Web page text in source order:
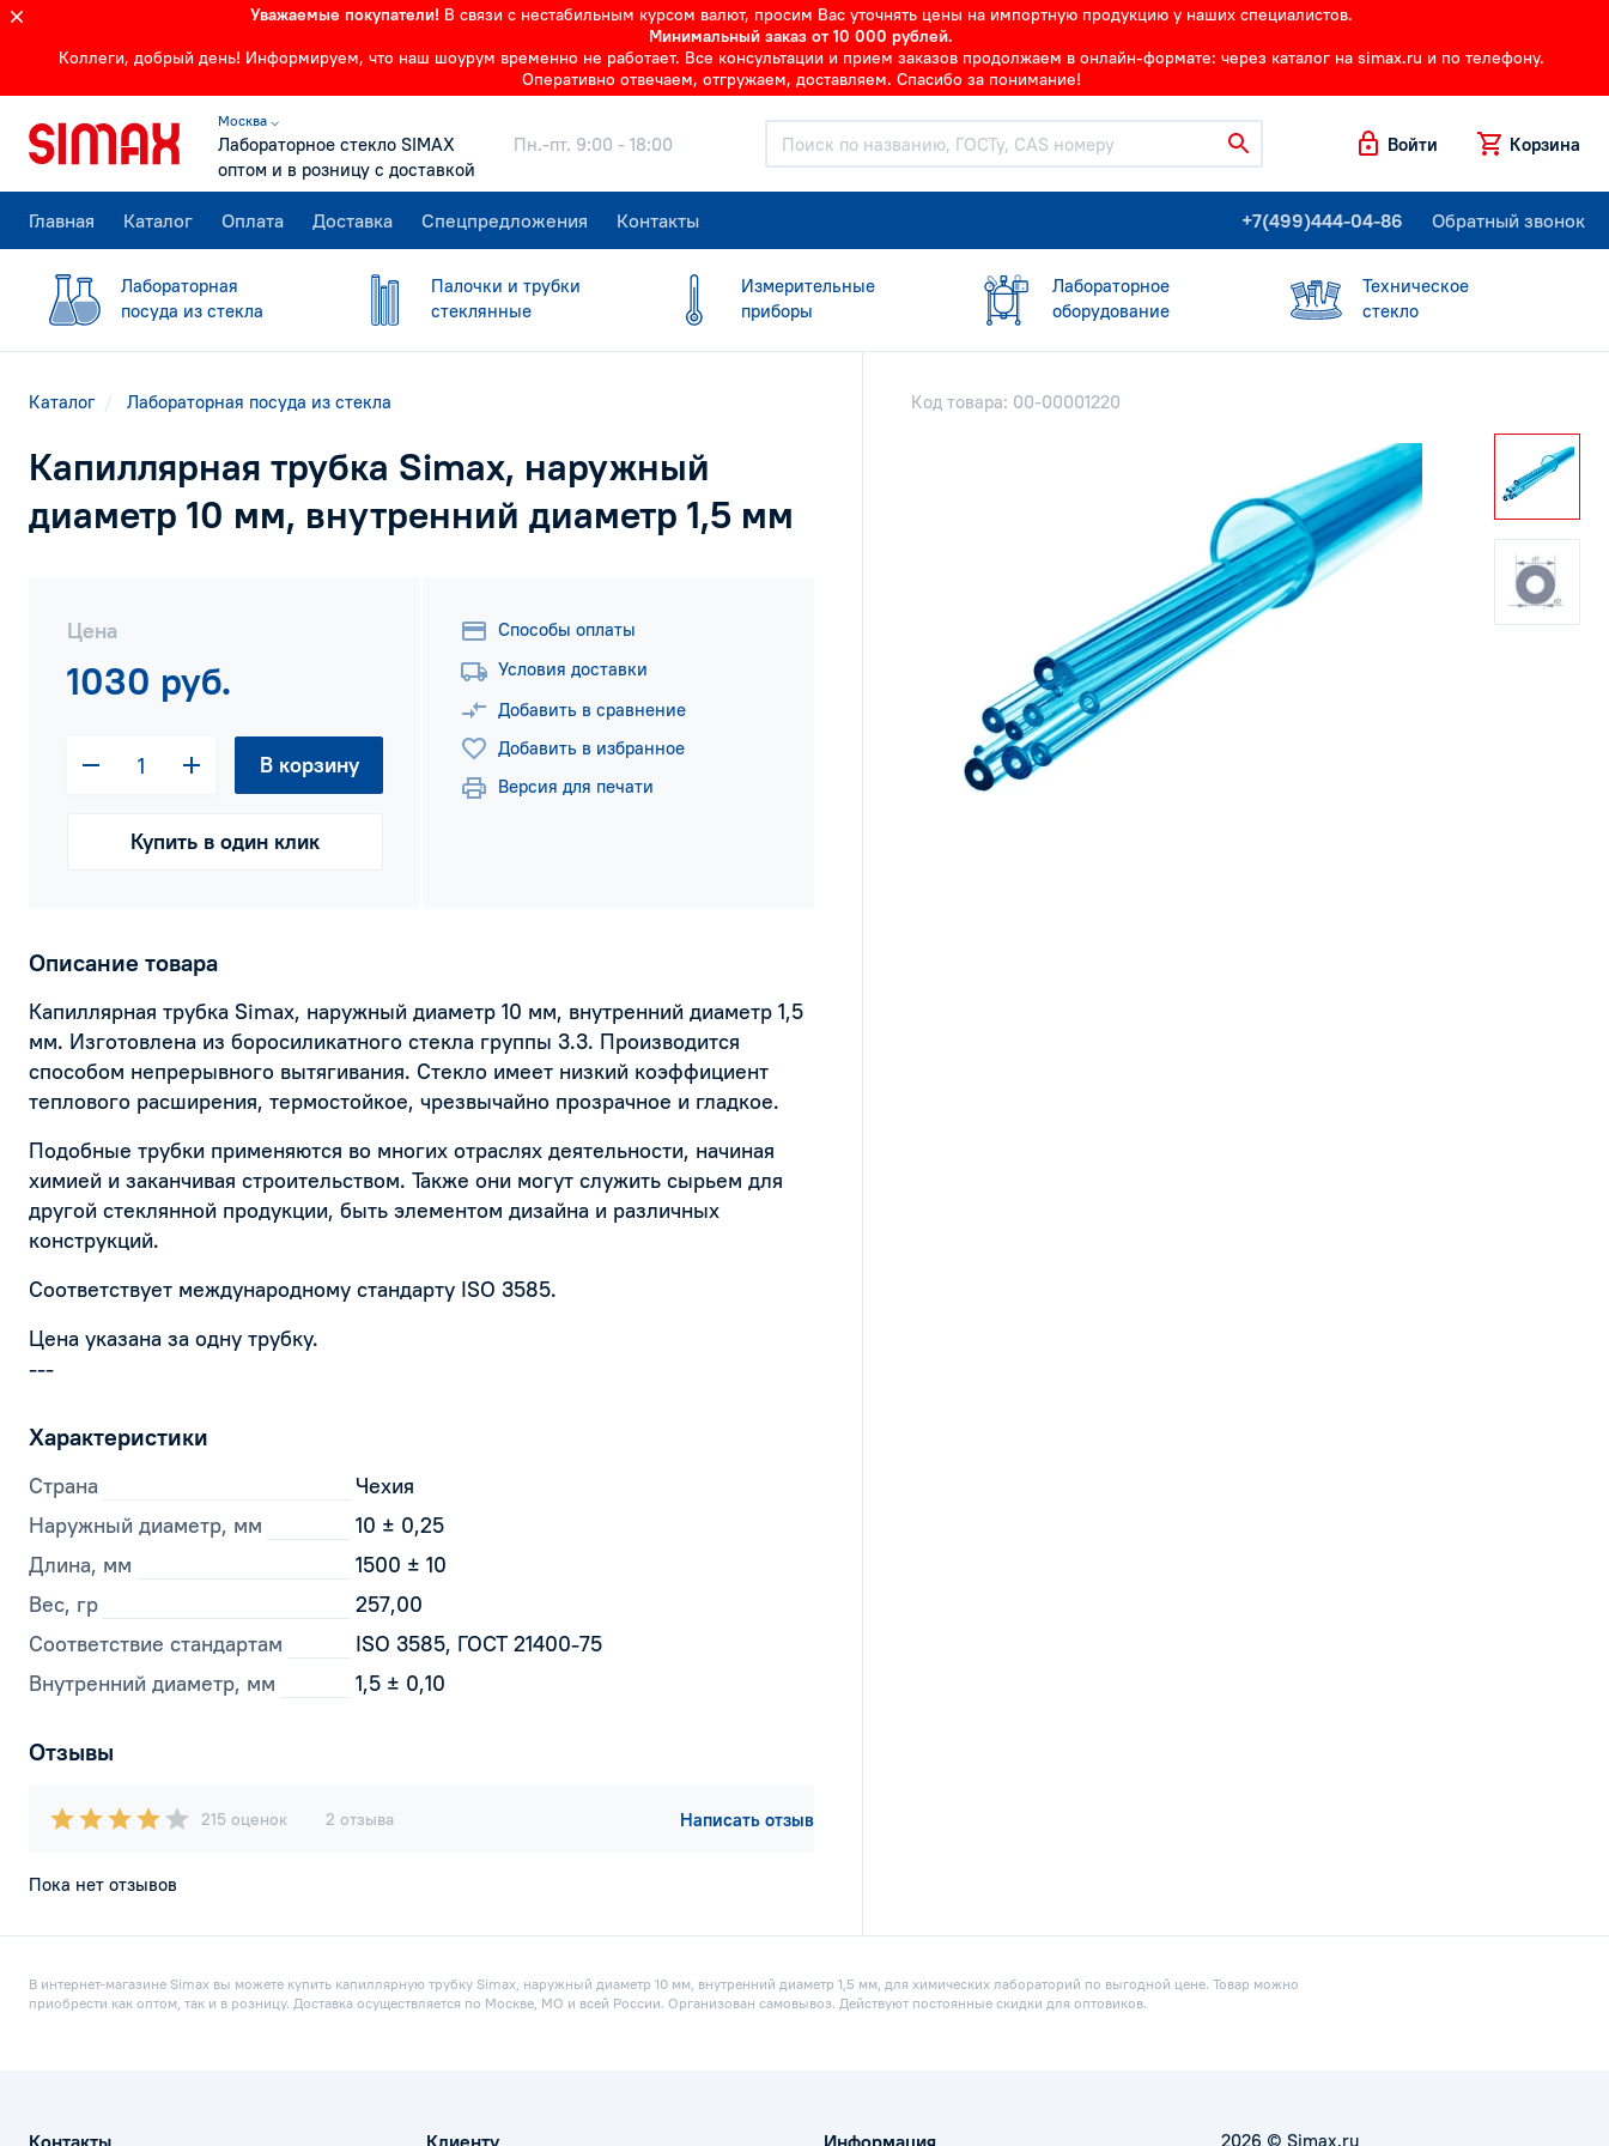
Уважаемые покупатели! В связи с нестабильным курсом валют, просим Вас уточнять цены на импортную продукцию у наших специалистов.
Минимальный заказ от 10 000 рублей.
Коллеги, добрый день! Информируем, что наш шоурум временно не работает. Все консультации и прием заказов продолжаем в онлайн-формате: через каталог на simax.ru и по телефону.
Оперативно отвечаем, отгружаем, доставляем. Спасибо за понимание!
Москва ⌵
Лабораторное стекло SIMAX
оптом и в розницу с доставкой
Пн.-пт. 9:00 - 18:00 Войти Корзина
Главная Каталог Оплата Доставка Спецпредложения Контакты +7(499)444-04-86 Обратный звонок
Лабораторная
посуда из стекла
Палочки и трубки
стеклянные
Измерительные
приборы
Лабораторное
оборудование
Техническое
стекло
Каталог Лабораторная посуда из стекла
Капиллярная трубка Simax, наружный
диаметр 10 мм, внутренний диаметр 1,5 мм
Цена
1030 руб.
В корзину
Купить в один клик
Способы оплаты
Условия доставки
Добавить в сравнение
Добавить в избранное
Версия для печати
Описание товара
Капиллярная трубка Simax, наружный диаметр 10 мм, внутренний диаметр 1,5
мм. Изготовлена из боросиликатного стекла группы 3.3. Производится
способом непрерывного вытягивания. Стекло имеет низкий коэффициент
теплового расширения, термостойкое, чрезвычайно прозрачное и гладкое.
Подобные трубки применяются во многих отраслях деятельности, начиная
химией и заканчивая строительством. Также они могут служить сырьем для
другой стеклянной продукции, быть элементом дизайна и различных
конструкций.
Соответствует международному стандарту ISO 3585.
Цена указана за одну трубку.
---
Характеристики
Страна
Чехия
Наружный диаметр, мм
10 ± 0,25
Длина, мм
1500 ± 10
Вес, гр
257,00
Соответствие стандартам
ISO 3585, ГОСТ 21400-75
Внутренний диаметр, мм
1,5 ± 0,10
Отзывы
215 оценок 2 отзыва Написать отзыв
Пока нет отзывов
Код товара: 00-00001220
В интернет-магазине Simax вы можете купить капиллярную трубку Simax, наружный диаметр 10 мм, внутренний диаметр 1,5 мм, для химических лабораторий по выгодной цене. Товар можно
приобрести как оптом, так и в розницу. Доставка осуществляется по Москве, МО и всей России. Организован самовывоз. Действуют постоянные скидки для оптовиков.
2026 © Simax.ru